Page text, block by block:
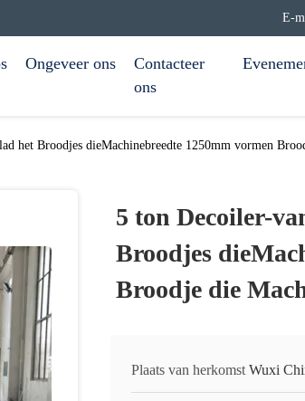
E-
Ongeveer ons
Contacteer
ons
het Broodjes dieMachinebreedte 1250mm vormen
5 ton Decoiler-
Broodjes
Broodje die
Plaats van herkomst Wuxi